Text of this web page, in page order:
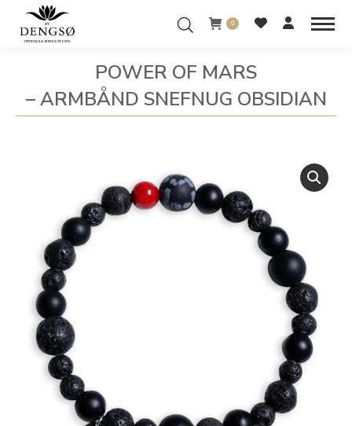
0
POWER OF MARS
– ARMBÅND SNEFNUG OBSIDIAN
You are here: